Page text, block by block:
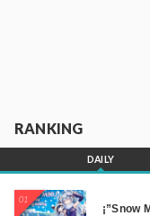
RANKING
DAILY
01
¡”Snow